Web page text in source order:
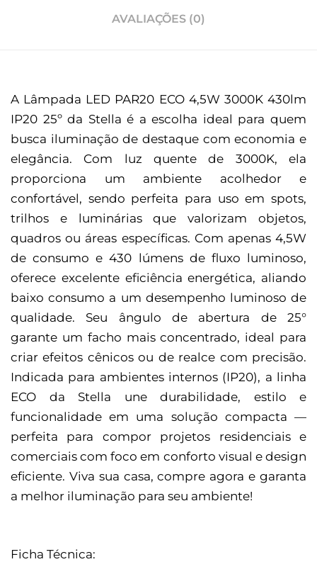
AVALIAÇÕES (0)
A Lâmpada LED PAR20 ECO 4,5W 3000K 430lm
IP20 25º da Stella é a escolha ideal para quem
busca iluminação de destaque com economia e
elegância. Com luz quente de 3000K, ela
proporciona um ambiente acolhedor e
confortável, sendo perfeita para uso em spots,
trilhos e luminárias que valorizam objetos,
quadros ou áreas específicas. Com apenas 4,5W
de consumo e 430 lúmens de fluxo luminoso,
oferece excelente eficiência energética, aliando
baixo consumo a um desempenho luminoso de
qualidade. Seu ângulo de abertura de 25°
garante um facho mais concentrado, ideal para
criar efeitos cênicos ou de realce com precisão.
Indicada para ambientes internos (IP20), a linha
ECO da Stella une durabilidade, estilo e
funcionalidade em uma solução compacta —
perfeita para compor projetos residenciais e
comerciais com foco em conforto visual e design
eficiente. Viva sua casa, compre agora e garanta
a melhor iluminação para seu ambiente!
Ficha Técnica: